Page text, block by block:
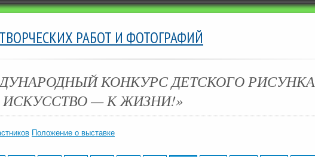
РАБОТ И ФОТОГРАФИЙ
КОНКУРС ДЕТСКОГО РИСУНКА
ИСКУССТВО — К ЖИЗНИ!»
Положение о выставке